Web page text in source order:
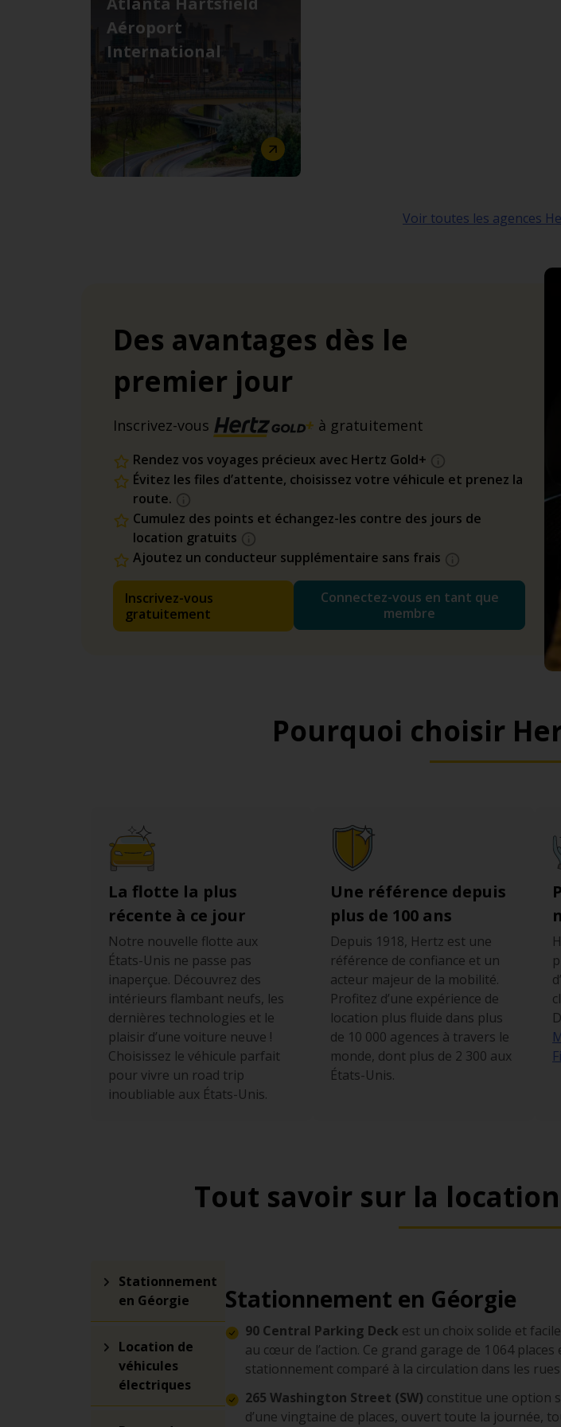
Aéroport
International
Voir toutes les agences
Des avantages dès le
premier jour
Inscrivez-vous à gratuitement
Rendez vos voyages précieux avec Hertz Gold+
Évitez les files d’attente, choisissez votre véhicule et prenez la
route.
Cumulez des points et échangez-les contre des jours de
location gratuits
Ajoutez un conducteur supplémentaire sans frais
Inscrivez-vous
gratuitement
Connectez-vous en tant que
membre
Pourquoi choisir
La flotte la plus
récente à ce jour
Notre nouvelle flotte aux
États-Unis ne passe pas
inaperçue. Découvrez des
intérieurs flambant neufs, les
dernières technologies et le
plaisir d’une voiture neuve !
Choisissez le véhicule parfait
pour vivre un road trip
inoubliable aux États-Unis.
Une référence depuis
plus de 100 ans
Depuis 1918, Hertz est une
référence de confiance et un
acteur majeur de la mobilité.
Profitez d’une expérience de
location plus fluide dans plus
de 10 000 agences à travers le
monde, dont plus de 2 300 aux
États-Unis.
Tout savoir sur la
Stationnement
en Géorgie
Location de
véhicules
électriques
Stationnement en Géorgie
90 Central Parking Deck est un choix solide et
au cœur de l’action. Ce grand garage de 1 064
stationnement comparé à la circulation dans les
265 Washington Street (SW) constitue une option
d’une vingtaine de places, ouvert toute la journée,